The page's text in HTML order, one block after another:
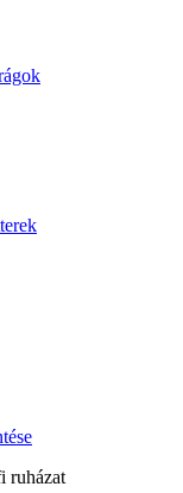
ruházat